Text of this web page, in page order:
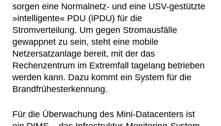
sorgen eine Normalnetz- und eine USV-gestützte
»intelligente« PDU (iPDU) für die
Stromverteilung. Um gegen Stromausfälle
gewappnet zu sein, steht eine mobile
Netzersatzanlage bereit, mit der das
Rechenzentrum im Extremfall tagelang betrieben
werden kann. Dazu kommt ein System für die
Brandfrühesterkennung.
Für die Überwachung des Mini-Datacenters ist